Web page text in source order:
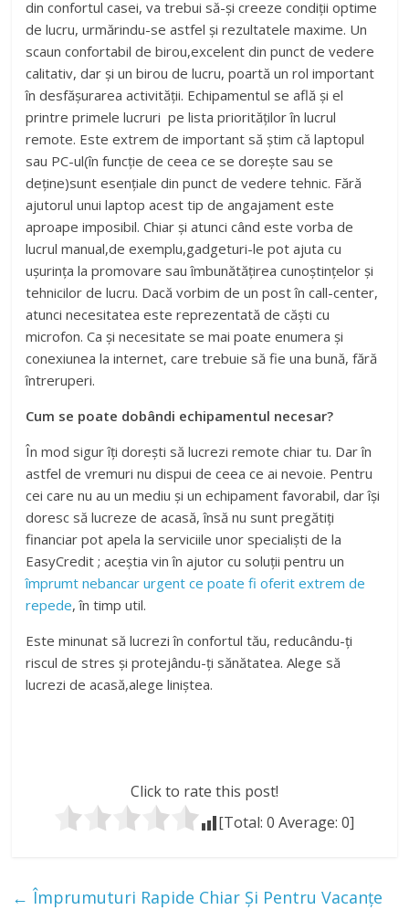
din confortul casei, va trebui să-și creeze condiții optime
de lucru, urmărindu-se astfel și rezultatele maxime. Un
scaun confortabil de birou,excelent din punct de vedere
calitativ, dar și un birou de lucru, poartă un rol important
în desfășurarea activității. Echipamentul se află și el
printre primele lucruri pe lista priorităților în lucrul
remote. Este extrem de important să știm că laptopul
sau PC-ul(în funcție de ceea ce se dorește sau se
deține)sunt esențiale din punct de vedere tehnic. Fără
ajutorul unui laptop acest tip de angajament este
aproape imposibil. Chiar și atunci când este vorba de
lucrul manual,de exemplu,gadgeturi-le pot ajuta cu
ușurința la promovare sau îmbunătățirea cunoștințelor și
tehnicilor de lucru. Dacă vorbim de un post în call-center,
atunci necesitatea este reprezentată de căști cu
microfon. Ca și necesitate se mai poate enumera și
conexiunea la internet, care trebuie să fie una bună, fără
întreruperi.
Cum se poate dobândi echipamentul necesar?
În mod sigur îți dorești să lucrezi remote chiar tu. Dar în
astfel de vremuri nu dispui de ceea ce ai nevoie. Pentru
cei care nu au un mediu și un echipament favorabil, dar își
doresc să lucreze de acasă, însă nu sunt pregătiți
financiar pot apela la serviciile unor specialiști de la
EasyCredit ; aceștia vin în ajutor cu soluții pentru un
împrumt nebancar urgent ce poate fi oferit extrem de
repede, în timp util.
Este minunat să lucrezi în confortul tău, reducându-ți
riscul de stres și protejându-ți sănătatea. Alege să
lucrezi de acasă,alege liniștea.
Click to rate this post!
[Total:0 Average:0]
← Împrumuturi Rapide Chiar Și Pentru Vacanțe